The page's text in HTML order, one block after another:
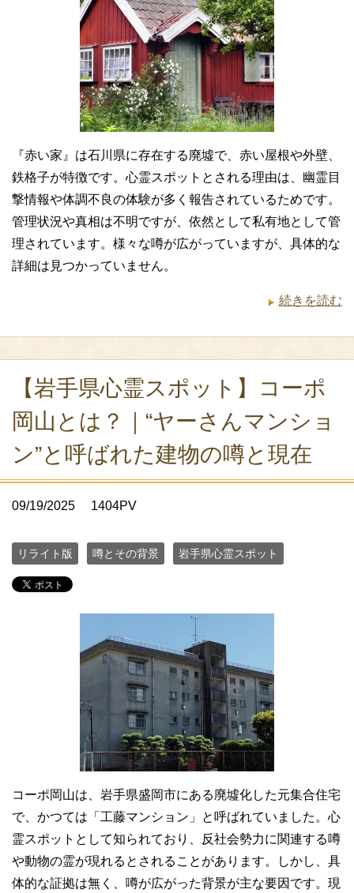
『赤い家』は石川県に存在する廃墟で、赤い屋根や外壁、
鉄格子が特徴です。心霊スポットとされる理由は、幽霊目
撃情報や体調不良の体験が多く報告されているためです。
管理状況や真相は不明ですが、依然として私有地として管
理されています。様々な噂が広がっていますが、具体的な
詳細は見つかっていません。
続きを読む
【岩手県心霊スポット】コーポ
岡山とは？｜“ヤーさんマンショ
ン”と呼ばれた建物の噂と現在
09/19/2025 1404PV
リライト版 噂とその背景 岩手県心霊スポット
コーポ岡山は、岩手県盛岡市にある廃墟化した元集合住宅
で、かつては「工藤マンション」と呼ばれていました。心
霊スポットとして知られており、反社会勢力に関連する噂
や動物の霊が現れるとされることがあります。しかし、具
体的な証拠は無く、噂が広がった背景が主な要因です。現